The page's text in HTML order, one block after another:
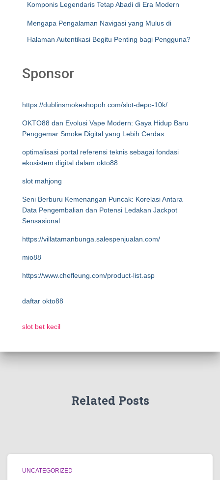
Komponis Legendaris Tetap Abadi di Era Modern
Mengapa Pengalaman Navigasi yang Mulus di
Halaman Autentikasi Begitu Penting bagi Pengguna?
Sponsor
https://dublinsmokeshopoh.com/slot-depo-10k/
OKTO88 dan Evolusi Vape Modern: Gaya Hidup Baru
Penggemar Smoke Digital yang Lebih Cerdas
optimalisasi portal referensi teknis sebagai fondasi
ekosistem digital dalam okto88
slot mahjong
Seni Berburu Kemenangan Puncak: Korelasi Antara
Data Pengembalian dan Potensi Ledakan Jackpot
Sensasional
https://villatamanbunga.salespenjualan.com/
mio88
https://www.chefleung.com/product-list.asp
daftar okto88
slot bet kecil
Related Posts
UNCATEGORIZED